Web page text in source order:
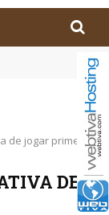
o Brasil no
de jogar primeiro
DE